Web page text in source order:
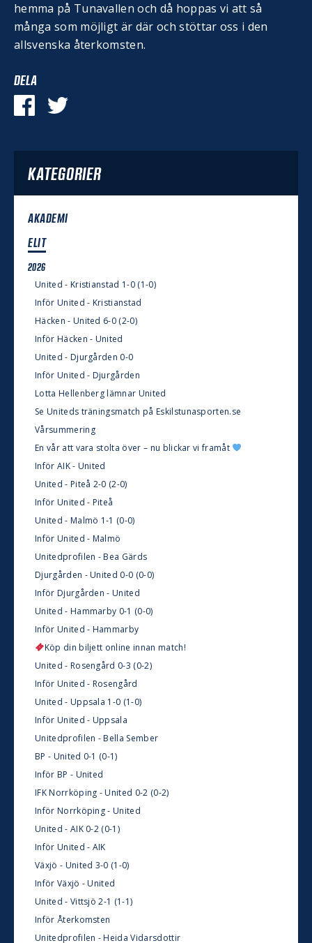
hemma på Tunavallen och då hoppas vi att så
många som möjligt är där och stöttar oss i den
allsvenska återkomsten.
DELA
KATEGORIER
AKADEMI
ELIT
2026
United - Kristianstad 1-0 (1-0)
Inför United - Kristianstad
Häcken - United 6-0 (2-0)
Inför Häcken - United
United - Djurgården 0-0
Inför United - Djurgården
Lotta Hellenberg lämnar United
Se Uniteds träningsmatch på Eskilstunasporten.se
Vårsummering
En vår att vara stolta över – nu blickar vi framåt
Inför AIK - United
United - Piteå 2-0 (2-0)
Inför United - Piteå
United - Malmö 1-1 (0-0)
Inför United - Malmö
Unitedprofilen - Bea Gärds
Djurgården - United 0-0 (0-0)
Inför Djurgården - United
United - Hammarby 0-1 (0-0)
Inför United - Hammarby
Köp din biljett online innan match!
United - Rosengård 0-3 (0-2)
Inför United - Rosengård
United - Uppsala 1-0 (1-0)
Inför United - Uppsala
Unitedprofilen - Bella Sember
BP - United 0-1 (0-1)
Inför BP - United
IFK Norrköping - United 0-2 (0-2)
Inför Norrköping - United
United - AIK 0-2 (0-1)
Inför United - AIK
Växjö - United 3-0 (1-0)
Inför Växjö - United
United - Vittsjö 2-1 (1-1)
Inför Återkomsten
Unitedprofilen - Heida Vidarsdottir